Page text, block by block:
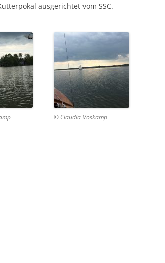
ausgerichtet vom SSC.
© Claudia Voskamp